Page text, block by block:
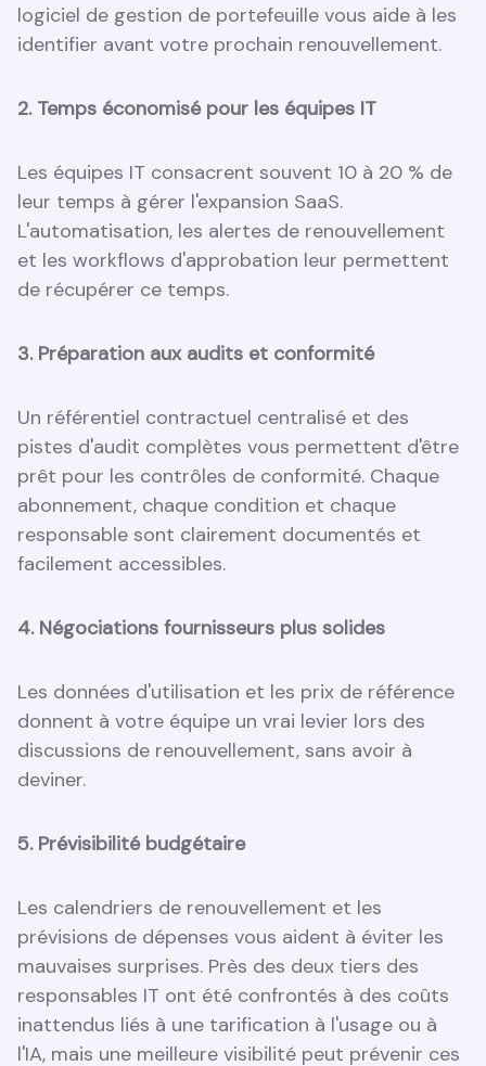
logiciel de gestion de portefeuille vous aide à les
identifier avant votre prochain renouvellement.
2. Temps économisé pour les équipes IT
Les équipes IT consacrent souvent 10 à 20 % de
leur temps à gérer l'expansion SaaS.
L'automatisation, les alertes de renouvellement
et les workflows d'approbation leur permettent
de récupérer ce temps.
3. Préparation aux audits et conformité
Un référentiel contractuel centralisé et des
pistes d'audit complètes vous permettent d'être
prêt pour les contrôles de conformité. Chaque
abonnement, chaque condition et chaque
responsable sont clairement documentés et
facilement accessibles.
4. Négociations fournisseurs plus solides
Les données d'utilisation et les prix de référence
donnent à votre équipe un vrai levier lors des
discussions de renouvellement, sans avoir à
deviner.
5. Prévisibilité budgétaire
Les calendriers de renouvellement et les
prévisions de dépenses vous aident à éviter les
mauvaises surprises. Près des deux tiers des
responsables IT ont été confrontés à des coûts
inattendus liés à une tarification à l'usage ou à
l'IA, mais une meilleure visibilité peut prévenir ces